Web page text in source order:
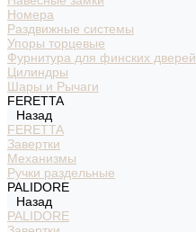
Номера
Раздвижные системы
Упоры торцевые
Фурнитура для финских дверей
Цилиндры
Шары и Рычаги
FERETTA
Назад
FERETTA
Завертки
Механизмы
Ручки раздельные
PALIDORE
Назад
PALIDORE